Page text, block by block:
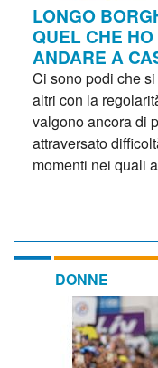
LONGO
QUEL CHE
ANDARE A
Ci sono podi che
altri con la
valgono ancora di
attraversato
momenti nei quali
DONNE